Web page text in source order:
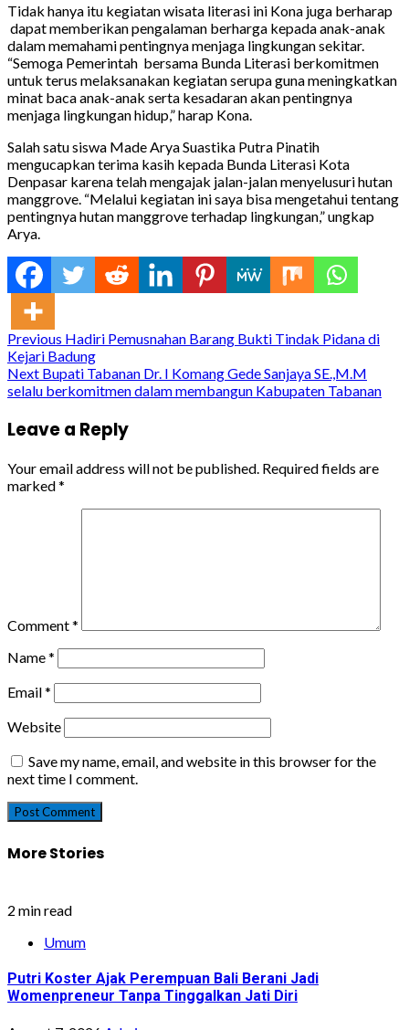
Tidak hanya itu kegiatan wisata literasi ini Kona juga berharap
dapat memberikan pengalaman berharga kepada anak-anak
dalam memahami pentingnya menjaga lingkungan sekitar.
“Semoga Pemerintah bersama Bunda Literasi berkomitmen
untuk terus melaksanakan kegiatan serupa guna meningkatkan
minat baca anak-anak serta kesadaran akan pentingnya
menjaga lingkungan hidup,” harap Kona.
Salah satu siswa Made Arya Suastika Putra Pinatih
mengucapkan terima kasih kepada Bunda Literasi Kota
Denpasar karena telah mengajak jalan-jalan menyelusuri hutan
manggrove. “Melalui kegiatan ini saya bisa mengetahui tentang
pentingnya hutan manggrove terhadap lingkungan,” ungkap
Arya.
Continue
Reading
Previous Hadiri Pemusnahan Barang Bukti Tindak Pidana di
Kejari Badung
Next Bupati Tabanan Dr. I Komang Gede Sanjaya SE.,M.M
selalu berkomitmen dalam membangun Kabupaten Tabanan
Leave a Reply
Your email address will not be published. Required fields are
marked*
Comment*
Name*
Email*
Website
Save my name, email, and website in this browser for the
next time I comment.
More Stories
2 min read
Umum
Putri Koster Ajak Perempuan Bali Berani Jadi
Womenpreneur Tanpa Tinggalkan Jati Diri